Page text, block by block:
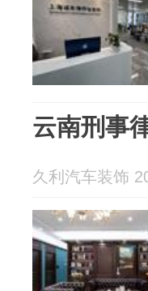
云南刑事
久利汽车装饰